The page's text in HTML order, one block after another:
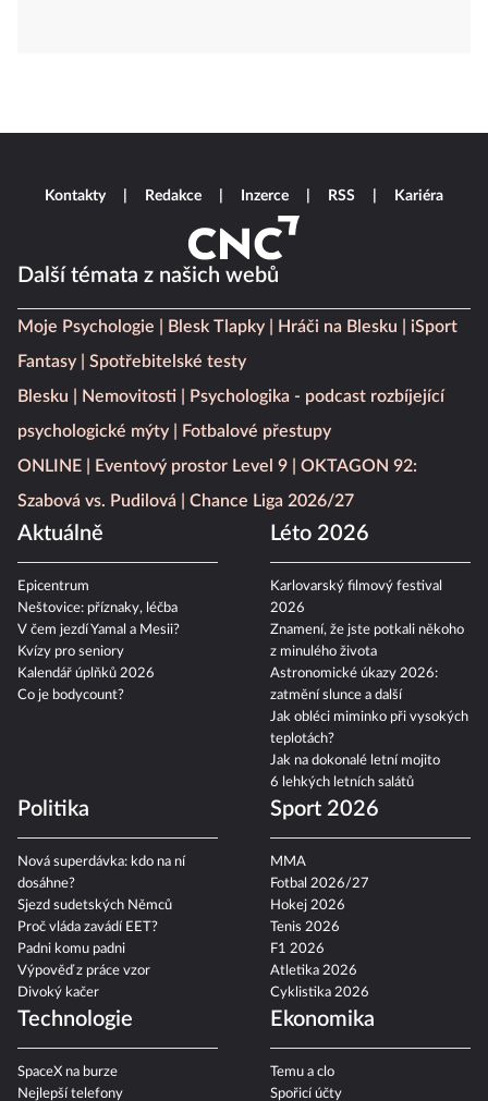
Další témata z našich webů
Moje Psychologie Blesk Tlapky Hráči na Blesku
iSport
Fantasy
Spotřebitelské testy
Blesku
Nemovitosti
Psychologika - podcast rozbíjející
psychologické mýty
Fotbalové přestupy
ONLINE
Eventový prostor Level 9
OKTAGON 92:
Szabová vs. Pudilová
Chance Liga 2026/27
Aktuálně
Epicentrum
Neštovice: příznaky, léčba
V čem jezdí Yamal a Mesii?
Kvízy pro seniory
Kalendář úplňků 2026
Co je bodycount?
Léto 2026
Karlovarský filmový festival
2026
Znamení, že jste potkali někoho
z minulého života
Astronomické úkazy 2026:
zatmění slunce a další
Jak obléci miminko při vysokých
teplotách?
Jak na dokonalé letní mojito
6 lehkých letních salátů
Politika
Nová superdávka: kdo na ní
dosáhne?
Sjezd sudetských Němců
Proč vláda zavádí EET?
Padni komu padni
Výpověď z práce vzor
Divoký kačer
Sport 2026
MMA
Fotbal 2026/27
Hokej 2026
Tenis 2026
F1 2026
Atletika 2026
Cyklistika 2026
Technologie
SpaceX na burze
Nejlepší telefony
Ekonomika
Temu a clo
Spořicí účty
Kontakty Redakce Inzerce RSS Kariéra